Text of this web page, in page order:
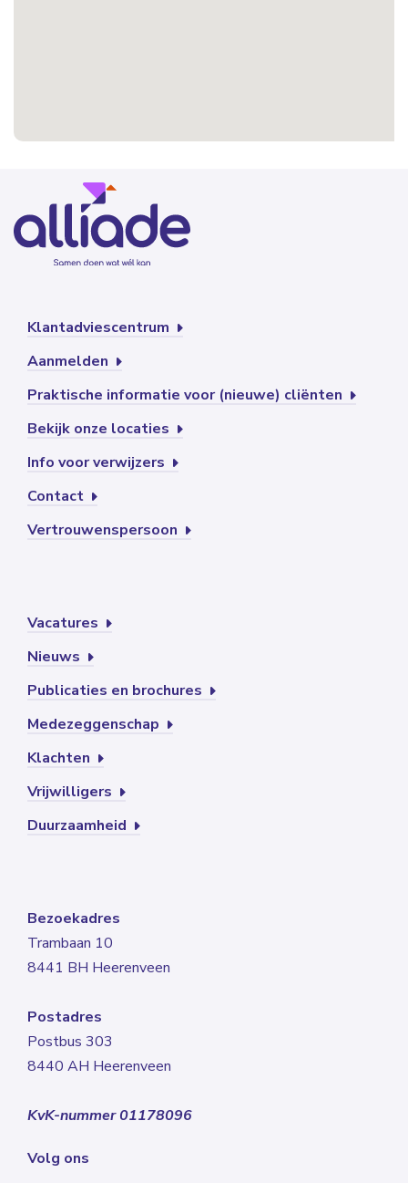
Klantadviescentrum
Aanmelden
Praktische informatie voor (nieuwe) cliënten
Bekijk onze locaties
Info voor verwijzers
Contact
Vertrouwenspersoon
Vacatures
Nieuws
Publicaties en brochures
Medezeggenschap
Klachten
Vrijwilligers
Duurzaamheid
Bezoekadres
Trambaan 10
8441 BH Heerenveen
Postadres
Postbus 303
8440 AH Heerenveen
KvK-nummer 01178096
Volg ons